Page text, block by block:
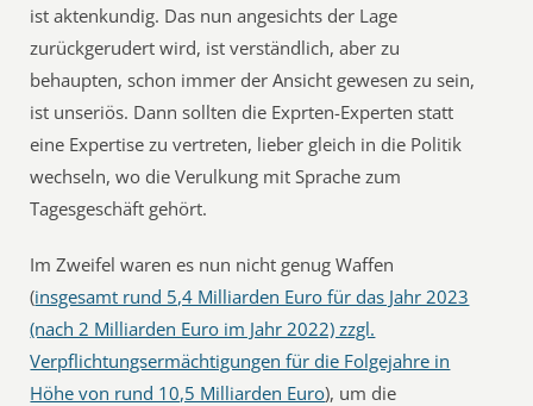
ist aktenkundig. Das nun angesichts der Lage
zurückgerudert wird, ist verständlich, aber zu
behaupten, schon immer der Ansicht gewesen zu sein,
ist unseriös. Dann sollten die Exprten-Experten statt
eine Expertise zu vertreten, lieber gleich in die Politik
wechseln, wo die Verulkung mit Sprache zum
Tagesgeschäft gehört.
Im Zweifel waren es nun nicht genug Waffen
(insgesamt rund 5,4 Milliarden Euro für das Jahr 2023
(nach 2 Milliarden Euro im Jahr 2022) zzgl.
Verpflichtungsermächtigungen für die Folgejahre in
Höhe von rund 10,5 Milliarden Euro), um die